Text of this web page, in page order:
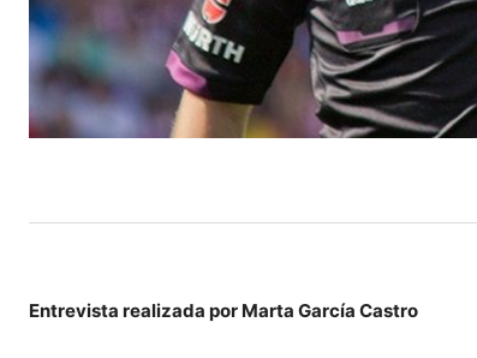
Entrevista realizada por Marta García Castro